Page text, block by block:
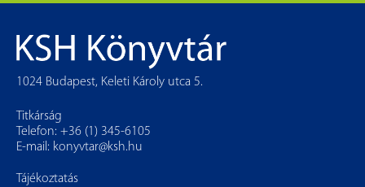
1024 Budapest, Keleti Károly utca 5.
Titkárság
Telefon: +36 (1) 345-6105
E-mail: konyvtar@ksh.hu
Tájékoztatás